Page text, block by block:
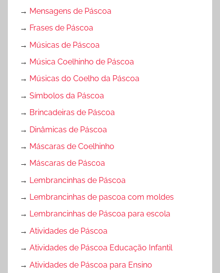
→ Mensagens de Páscoa
→ Frases de Páscoa
→ Músicas de Páscoa
→ Música Coelhinho de Páscoa
→ Músicas do Coelho da Páscoa
→ Símbolos da Páscoa
→ Brincadeiras de Páscoa
→ Dinâmicas de Páscoa
→ Máscaras de Coelhinho
→ Máscaras de Páscoa
→ Lembrancinhas de Páscoa
→ Lembrancinhas de pascoa com moldes
→ Lembrancinhas de Páscoa para escola
→ Atividades de Páscoa
→ Atividades de Páscoa Educação Infantil
→ Atividades de Páscoa para Ensino